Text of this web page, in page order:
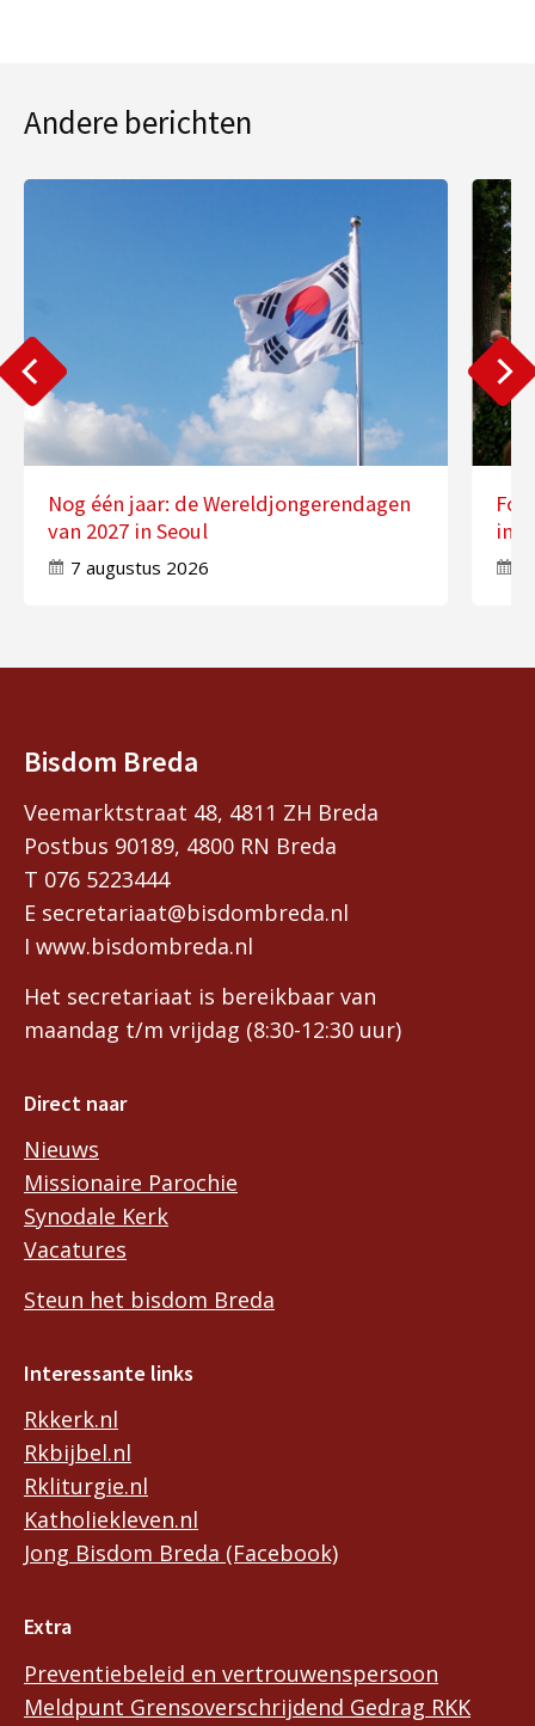
Andere berichten
Nog één jaar: de Wereldjongerendagen
van 2027 in Seoul
7 augustus 2026
in
Bisdom Breda
Veemarktstraat 48, 4811 ZH Breda
Postbus 90189, 4800 RN Breda
T 076 5223444
E secretariaat@bisdombreda.nl
I www.bisdombreda.nl
Het secretariaat is bereikbaar van
maandag t/m vrijdag (8:30-12:30 uur)
Direct naar
Nieuws
Missionaire Parochie
Synodale Kerk
Vacatures
Steun het bisdom Breda
Interessante links
Rkkerk.nl
Rkbijbel.nl
Rkliturgie.nl
Katholiekleven.nl
Jong Bisdom Breda (Facebook)
Extra
Preventiebeleid en vertrouwenspersoon
Meldpunt Grensoverschrijdend Gedrag RKK